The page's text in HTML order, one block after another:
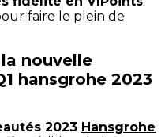
faire le plein de
nouvelle
hansgrohe 2023
2023 Hansgrohe